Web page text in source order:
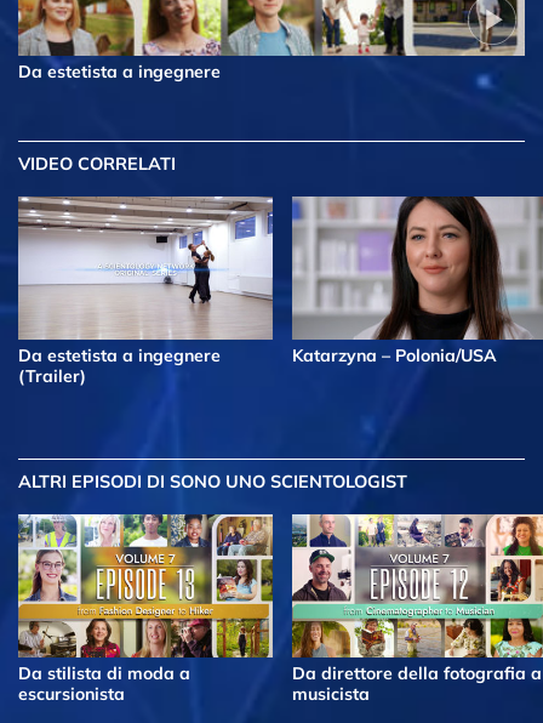
Da estetista a ingegnere
VIDEO CORRELATI
Da estetista a ingegnere
(Trailer)
Katarzyna – Polonia/USA
ALTRI EPISODI DI SONO UNO SCIENTOLOGIST
Da stilista di moda a
escursionista
Da direttore della fotografia a
musicista